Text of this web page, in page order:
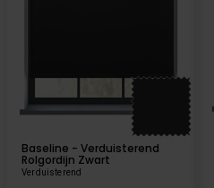
Baseline - Verduisterend
Rolgordijn Zwart
Verduisterend